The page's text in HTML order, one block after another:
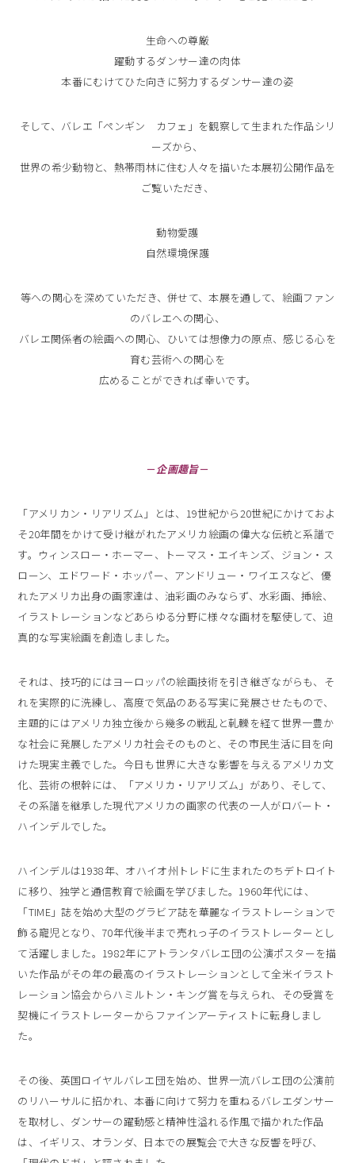
生命への尊厳
躍動するダンサー達の肉体
本番にむけてひた向きに努力するダンサー達の姿
そして、バレエ「ペンギン カフェ」を観察して生まれた作品シリ
ーズから、
世界の希少動物と、熱帯雨林に住む人々を描いた本展初公開作品を
ご覧いただき、
動物愛護
自然環境保護
等への関心を深めていただき、併せて、本展を通して、絵画ファン
のバレエへの関心、
バレエ関係者の絵画への関心、ひいては想像力の原点、感じる心を
育む芸術への関心を
広めることができれば幸いです。
－ 企画趣旨－
「アメリカン・リアリズム」とは、19世紀から20世紀にかけておよ
そ20年間をかけて受け継がれたアメリカ絵画の偉大な伝統と系譜で
す。ウィンスロー・ホーマー、トーマス・エイキンズ、ジョン・ス
ローン、エドワード・ホッパー、アンドリュー・ワイエスなど、優
れたアメリカ出身の画家達は、油彩画のみならず、水彩画、挿絵、
イラストレーションなどあらゆる分野に様々な画材を駆使して、迫
真的な写実絵画を創造しました。
それは、技巧的にはヨーロッパの絵画技術を引き継ぎながらも、そ
れを実際的に洗練し、高度で気品のある写実に発展させたもので、
主題的にはアメリカ独立後から幾多の戦乱と軋轢を経て世界一豊か
な社会に発展したアメリカ社会そのものと、その市民生活に目を向
けた現実主義でした。今日も世界に大きな影響を与えるアメリカ文
化、芸術の根幹には、「アメリカ・リアリズム」があり、そして、
その系譜を継承した現代アメリカの画家の代表の一人がロバート・
ハインデルでした。
ハインデルは1938年、オハイオ州トレドに生まれたのちデトロイト
に移り、独学と通信教育で絵画を学びました。1960年代には、
「TIME」誌を始め大型のグラビア誌を華麗なイラストレーションで
飾る寵児となり、70年代後半まで売れっ子のイラストレーターとし
て活躍しました。1982年にアトランタバレエ団の公演ポスターを描
いた作品がその年の最高のイラストレーションとして全米イラスト
レーション協会からハミルトン・キング賞を与えられ、その受賞を
契機にイラストレーターからファインアーティストに転身しまし
た。
その後、英国ロイヤルバレエ団を始め、世界一流バレエ団の公演前
のリハーサルに招かれ、本番に向けて努力を重ねるバレエダンサー
を取材し、ダンサーの躍動感と精神性溢れる作風で描かれた作品
は、イギリス、オランダ、日本での展覧会で大きな反響を呼び、